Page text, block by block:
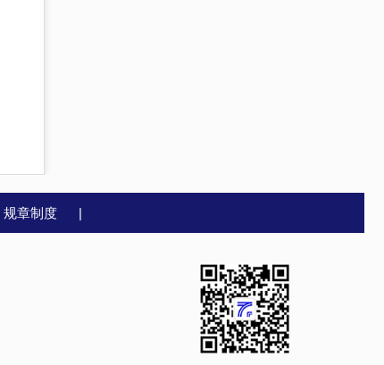
规章制度 |